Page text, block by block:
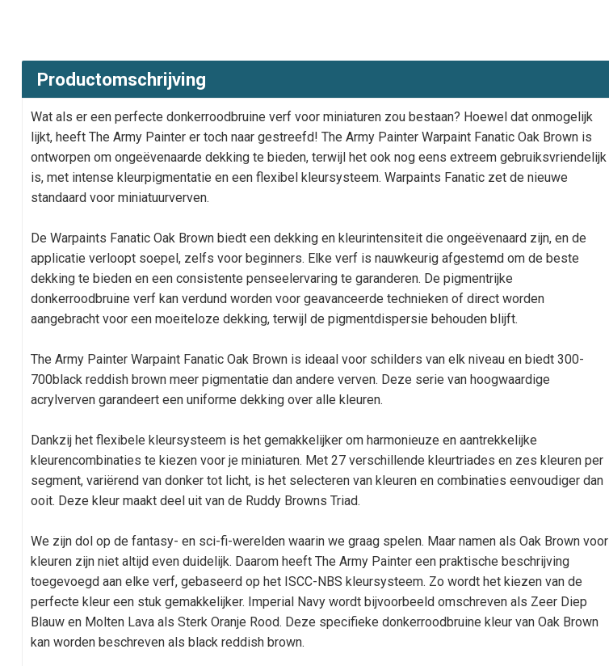
Productomschrijving
Wat als er een perfecte donkerroodbruine verf voor miniaturen zou bestaan? Hoewel dat onmogelijk
lijkt, heeft The Army Painter er toch naar gestreefd! The Army Painter Warpaint Fanatic Oak Brown is
ontworpen om ongeëvenaarde dekking te bieden, terwijl het ook nog eens extreem gebruiksvriendelijk
is, met intense kleurpigmentatie en een flexibel kleursysteem. Warpaints Fanatic zet de nieuwe
standaard voor miniatuurverven.
De Warpaints Fanatic Oak Brown biedt een dekking en kleurintensiteit die ongeëvenaard zijn, en de
applicatie verloopt soepel, zelfs voor beginners. Elke verf is nauwkeurig afgestemd om de beste
dekking te bieden en een consistente penseelervaring te garanderen. De pigmentrijke
donkerroodbruine verf kan verdund worden voor geavanceerde technieken of direct worden
aangebracht voor een moeiteloze dekking, terwijl de pigmentdispersie behouden blijft.
The Army Painter Warpaint Fanatic Oak Brown is ideaal voor schilders van elk niveau en biedt 300-
700black reddish brown meer pigmentatie dan andere verven. Deze serie van hoogwaardige
acrylverven garandeert een uniforme dekking over alle kleuren.
Dankzij het flexibele kleursysteem is het gemakkelijker om harmonieuze en aantrekkelijke
kleurencombinaties te kiezen voor je miniaturen. Met 27 verschillende kleurtriades en zes kleuren per
segment, variërend van donker tot licht, is het selecteren van kleuren en combinaties eenvoudiger dan
ooit. Deze kleur maakt deel uit van de Ruddy Browns Triad.
We zijn dol op de fantasy- en sci-fi-werelden waarin we graag spelen. Maar namen als Oak Brown voor
kleuren zijn niet altijd even duidelijk. Daarom heeft The Army Painter een praktische beschrijving
toegevoegd aan elke verf, gebaseerd op het ISCC-NBS kleursysteem. Zo wordt het kiezen van de
perfecte kleur een stuk gemakkelijker. Imperial Navy wordt bijvoorbeeld omschreven als Zeer Diep
Blauw en Molten Lava als Sterk Oranje Rood. Deze specifieke donkerroodbruine kleur van Oak Brown
kan worden beschreven als black reddish brown.